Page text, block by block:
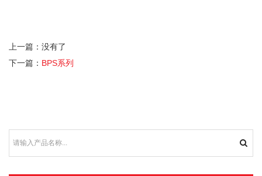
上一篇：没有了
下一篇： BPS系列